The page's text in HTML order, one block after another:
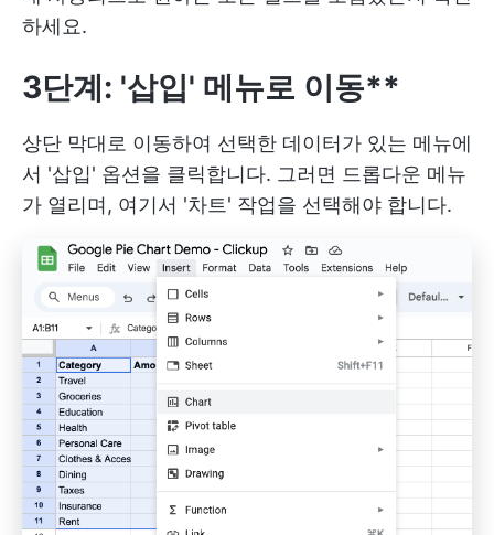
하세요.
3단계: '삽입' 메뉴로 이동**
상단 막대로 이동하여 선택한 데이터가 있는 메뉴에
서 '삽입' 옵션을 클릭합니다. 그러면 드롭다운 메뉴
가 열리며, 여기서 '차트' 작업을 선택해야 합니다.